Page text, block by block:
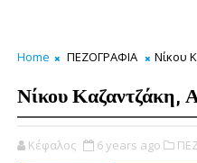
Home ΠΕΖΟΓΡΑΦΙΑ Νίκου
Νίκου Καζαντζάκη,
Κέφαλος 6 years ago